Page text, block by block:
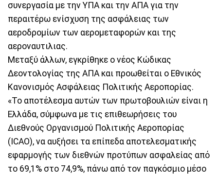
συνεργασία με την ΥΠΑ και την ΑΠΑ για την
περαιτέρω ενίσχυση της ασφάλειας των
αεροδρομίων των αερομεταφορών και της
αεροναυτιλιας.
Μεταξύ άλλων, εγκρίθηκε ο νέος Κώδικας
Δεοντολογίας της ΑΠΑ και προωθείται ο Εθνικός
Κανονισμός Ασφάλειας Πολιτικής Αεροπορίας.
«Το αποτέλεσμα αυτών των πρωτοβουλιών είναι η
Ελλάδα, σύμφωνα με τις επιθεωρήσεις του
Διεθνούς Οργανισμού Πολιτικής Αεροπορίας
(ICAO), να αυξήσει τα επίπεδα αποτελεσματικής
εφαρμογής των διεθνών προτύπων ασφαλείας από
το 69,1% στο 74,9%, πάνω από τον παγκόσμιο μέσο